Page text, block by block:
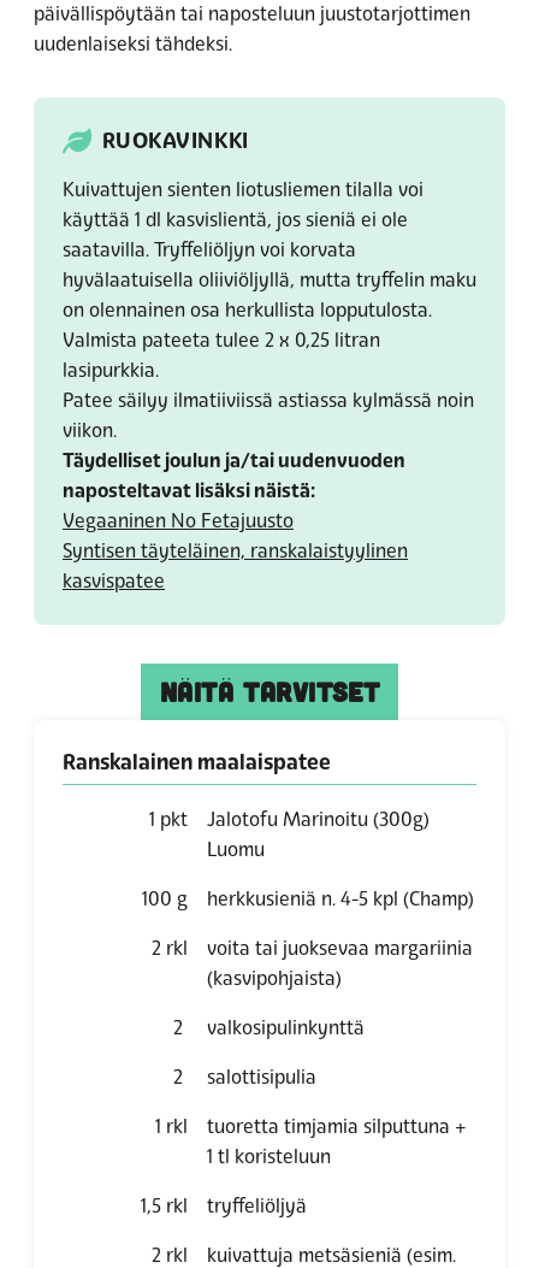
päivällispöytään tai naposteluun juustotarjottimen
uudenlaiseksi tähdeksi.
RUOKAVINKKI
Kuivattujen sienten liotusliemen tilalla voi
käyttää 1 dl kasvislientä, jos sieniä ei ole
saatavilla. Tryffeliöljyn voi korvata
hyvälaatuisella oliiviöljyllä, mutta tryffelin maku
on olennainen osa herkullista lopputulosta.
Valmista pateeta tulee 2 x 0,25 litran
lasipurkkia.
Patee säilyy ilmatiiviissä astiassa kylmässä noin
viikon.
Täydelliset joulun ja/tai uudenvuoden
naposteltavat lisäksi näistä:
Vegaaninen No Fetajuusto
Syntisen täyteläinen, ranskalaistyylinen
kasvispatee
NÄITÄ TARVITSET
Ranskalainen maalaispatee
1 pkt
Jalotofu Marinoitu (300g)
Luomu
100 g herkkusieniä n. 4-5 kpl (Champ)
2 rkl
voita tai juoksevaa margariinia
(kasvipohjaista)
2 valkosipulinkynttä
2 salottisipulia
1 rkl
tuoretta timjamia silputtuna +
1 tl koristeluun
1,5 rkl tryffeliöljyä
2 rkl kuivattuja metsäsieniä (esim.